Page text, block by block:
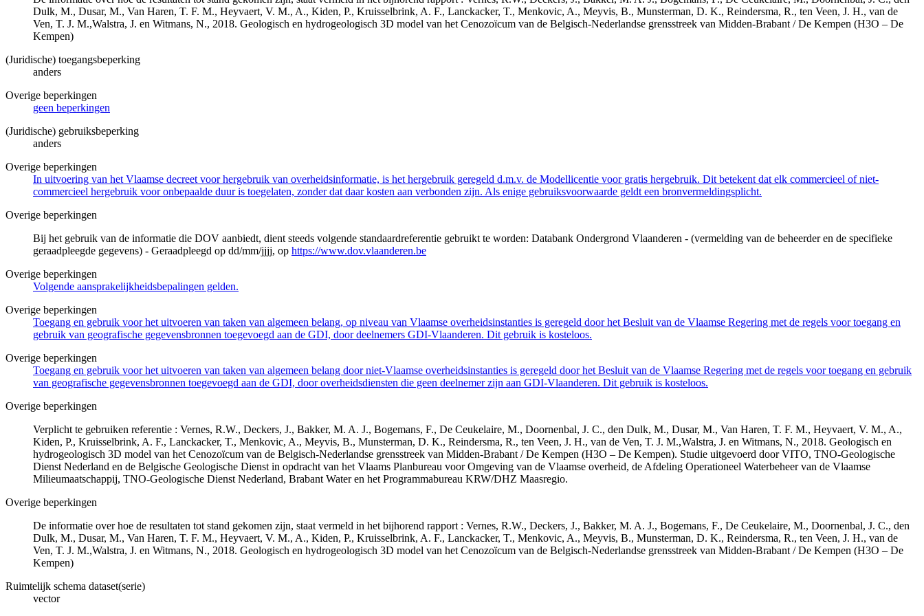
Dulk, M., Dusar, M., Van Haren, T. F. M., Heyvaert, V. M., A., Kiden, P., Kruisselbrink, A. F., Lanckacker, T., Menkovic, A., Meyvis, B., Munsterman, D. K., Reindersma, R., ten Veen, J. H., van de
Ven, T. J. M.,Walstra, J. en Witmans, N., 2018. Geologisch en hydrogeologisch 3D model van het Cenozoïcum van de Belgisch-Nederlandse grensstreek van Midden-Brabant / De Kempen (H3O – De
Kempen)
(Juridische) toegangsbeperking
anders
Overige beperkingen
geen beperkingen
(Juridische) gebruiksbeperking
anders
Overige beperkingen
In uitvoering van het Vlaamse decreet voor hergebruik van overheidsinformatie, is het hergebruik geregeld d.m.v. de Modellicentie voor gratis hergebruik. Dit betekent dat elk commercieel of niet-
commercieel hergebruik voor onbepaalde duur is toegelaten, zonder dat daar kosten aan verbonden zijn. Als enige gebruiksvoorwaarde geldt een bronvermeldingsplicht.
Overige beperkingen
Bij het gebruik van de informatie die DOV aanbiedt, dient steeds volgende standaardreferentie gebruikt te worden: Databank Ondergrond Vlaanderen - (vermelding van de beheerder en de specifieke
geraadpleegde gegevens) - Geraadpleegd op dd/mm/jjjj, op https://www.dov.vlaanderen.be
Overige beperkingen
Volgende aansprakelijkheidsbepalingen gelden.
Overige beperkingen
Toegang en gebruik voor het uitvoeren van taken van algemeen belang, op niveau van Vlaamse overheidsinstanties is geregeld door het Besluit van de Vlaamse Regering met de regels voor toegang en
gebruik van geografische gegevensbronnen toegevoegd aan de GDI, door deelnemers GDI-Vlaanderen. Dit gebruik is kosteloos.
Overige beperkingen
Toegang en gebruik voor het uitvoeren van taken van algemeen belang door niet-Vlaamse overheidsinstanties is geregeld door het Besluit van de Vlaamse Regering met de regels voor toegang en gebruik
van geografische gegevensbronnen toegevoegd aan de GDI, door overheidsdiensten die geen deelnemer zijn aan GDI-Vlaanderen. Dit gebruik is kosteloos.
Overige beperkingen
Verplicht te gebruiken referentie : Vernes, R.W., Deckers, J., Bakker, M. A. J., Bogemans, F., De Ceukelaire, M., Doornenbal, J. C., den Dulk, M., Dusar, M., Van Haren, T. F. M., Heyvaert, V. M., A.,
Kiden, P., Kruisselbrink, A. F., Lanckacker, T., Menkovic, A., Meyvis, B., Munsterman, D. K., Reindersma, R., ten Veen, J. H., van de Ven, T. J. M.,Walstra, J. en Witmans, N., 2018. Geologisch en
hydrogeologisch 3D model van het Cenozoïcum van de Belgisch-Nederlandse grensstreek van Midden-Brabant / De Kempen (H3O – De Kempen). Studie uitgevoerd door VITO, TNO-Geologische
Dienst Nederland en de Belgische Geologische Dienst in opdracht van het Vlaams Planbureau voor Omgeving van de Vlaamse overheid, de Afdeling Operationeel Waterbeheer van de Vlaamse
Milieumaatschappij, TNO-Geologische Dienst Nederland, Brabant Water en het Programmabureau KRW/DHZ Maasregio.
Overige beperkingen
De informatie over hoe de resultaten tot stand gekomen zijn, staat vermeld in het bijhorend rapport : Vernes, R.W., Deckers, J., Bakker, M. A. J., Bogemans, F., De Ceukelaire, M., Doornenbal, J. C., den
Dulk, M., Dusar, M., Van Haren, T. F. M., Heyvaert, V. M., A., Kiden, P., Kruisselbrink, A. F., Lanckacker, T., Menkovic, A., Meyvis, B., Munsterman, D. K., Reindersma, R., ten Veen, J. H., van de
Ven, T. J. M.,Walstra, J. en Witmans, N., 2018. Geologisch en hydrogeologisch 3D model van het Cenozoïcum van de Belgisch-Nederlandse grensstreek van Midden-Brabant / De Kempen (H3O – De
Kempen)
Ruimtelijk schema dataset(serie)
vector